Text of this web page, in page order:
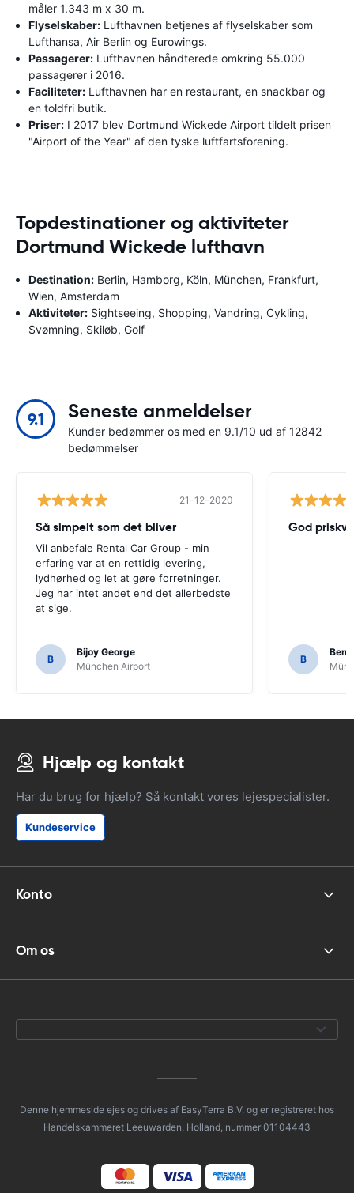
måler 1.343 m x 30 m.
Flyselskaber: Lufthavnen betjenes af flyselskaber som
Lufthansa, Air Berlin og Eurowings.
Passagerer: Lufthavnen håndterede omkring 55.000
passagerer i 2016.
Faciliteter: Lufthavnen har en restaurant, en snackbar og
en toldfri butik.
Priser: I 2017 blev Dortmund Wickede Airport tildelt prisen
"Airport of the Year" af den tyske luftfartsforening.
Topdestinationer og aktiviteter
Dortmund Wickede lufthavn
Destination: Berlin, Hamborg, Köln, München, Frankfurt,
Wien, Amsterdam
Aktiviteter: Sightseeing, Shopping, Vandring, Cykling,
Svømning, Skiløb, Golf
9.1 Seneste anmeldelser
Kunder bedømmer os med en 9.1/10 ud af 12842
bedømmelser
21-12-2020
Så simpelt som det bliver
Vil anbefale Rental Car Group - min
erfaring var at en rettidig levering,
lydhørhed og let at gøre forretninger.
Jeg har intet andet end det allerbedste
at sige.
B
Bijoy George
München Airport
God
B
Hjælp og kontakt
Har du brug for hjælp? Så kontakt vores lejespecialister.
Kundeservice
Konto
Om os
Denne hjemmeside ejes og drives af EasyTerra B.V. og er registreret hos
Handelskammeret Leeuwarden, Holland, nummer 01104443